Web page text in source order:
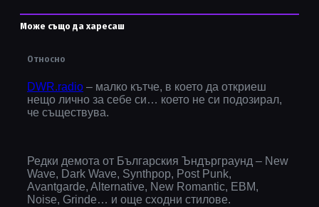
Може също да харесаш
Относно
DWR.radio – малко кътче, в което да откриеш
нещо лично за себе си… което не си подозирал,
че съществува.
Редки демота от Българския Ъндърграунд – New
Wave, Dark Wave, Synthpop, Post Punk,
Avantgarde, Alternative, New Romantic, EBM,
Noise, Grinde… и още сходни стилове.